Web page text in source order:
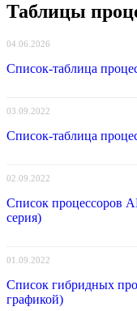
Таблицы
04.06.2026
Список-таблица
03.09.2022
Список-таблица
02.09.2022
Список процессоров
серия)
01.09.2022
Список гибридных
графикой)